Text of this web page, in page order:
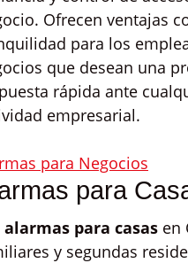
Ofrecen ventajas
para los
que desean una
rápida ante
empresarial.
para Negocios
para
alarmas para casas en
y segundas